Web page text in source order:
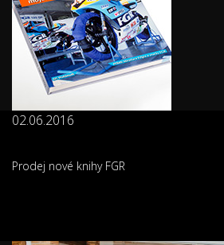
02.06.2016
Prodej nové knihy FGR